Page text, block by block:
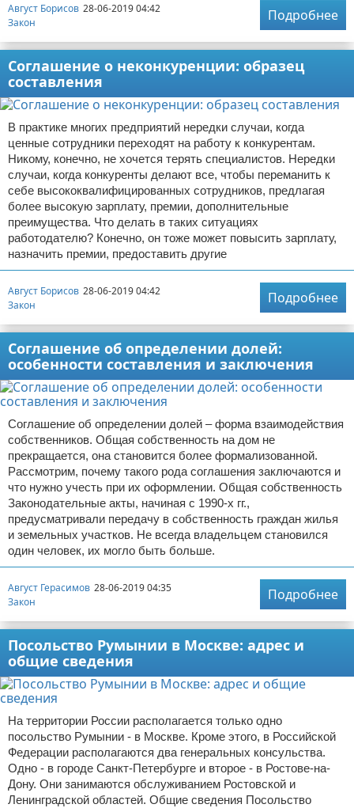
Август Борисов 28-06-2019 04:42
Закон
Подробнее
Соглашение о неконкуренции: образец
составления
В практике многих предприятий нередки случаи, когда
ценные сотрудники переходят на работу к конкурентам.
Никому, конечно, не хочется терять специалистов. Нередки
случаи, когда конкуренты делают все, чтобы переманить к
себе высококвалифицированных сотрудников, предлагая
более высокую зарплату, премии, дополнительные
преимущества. Что делать в таких ситуациях
работодателю? Конечно, он тоже может повысить зарплату,
назначить премии, предоставить другие
Август Борисов 28-06-2019 04:42
Закон
Подробнее
Соглашение об определении долей:
особенности составления и заключения
Соглашение об определении долей – форма взаимодействия
собственников. Общая собственность на дом не
прекращается, она становится более формализованной.
Рассмотрим, почему такого рода соглашения заключаются и
что нужно учесть при их оформлении. Общая собственность
Законодательные акты, начиная с 1990-х гг.,
предусматривали передачу в собственность граждан жилья
и земельных участков. Не всегда владельцем становился
один человек, их могло быть больше.
Август Герасимов 28-06-2019 04:35
Закон
Подробнее
Посольство Румынии в Москве: адрес и
общие сведения
На территории России располагается только одно
посольство Румынии - в Москве. Кроме этого, в Российской
Федерации располагаются два генеральных консульства.
Одно - в городе Санкт-Петербурге и второе - в Ростове-на-
Дону. Они занимаются обслуживанием Ростовской и
Ленинградской областей. Общие сведения Посольство